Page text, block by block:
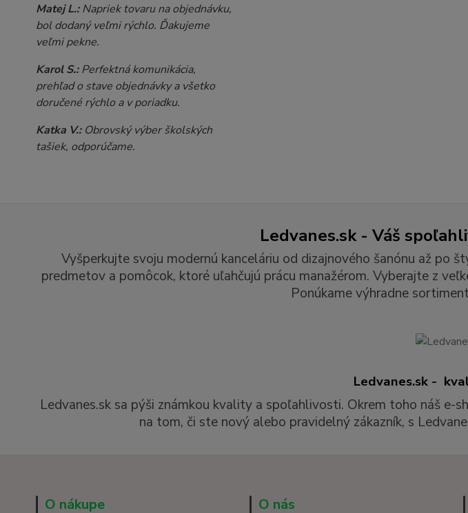
Matej L.:Napriek tovaru na objednávku,
bol dodaný veľmi rýchlo. Ďakujeme
veľmi pekne.
Karol S.:Perfektná komunikácia,
prehľad o stave objednávky a všetko
doručené rýchlo a v poriadku.
Katka V.: Obrovský výber školských
tašiek, odporúčame.
Ledvanes.sk - Váš
Vyšperkujte svoju modernú kanceláriu od dizajnového šanónu až po
predmetov a pomôcok, ktoré uľahčujú prácu manažérom. Vyberajte z
Ponúkame výhradne
Ledvanes.sk -
Ledvanes.sk sa pýši známkou kvality a spoľahlivosti. Okrem toho náš e-
na tom, či ste nový alebo pravidelný zákazník, s
O nákupe O nás